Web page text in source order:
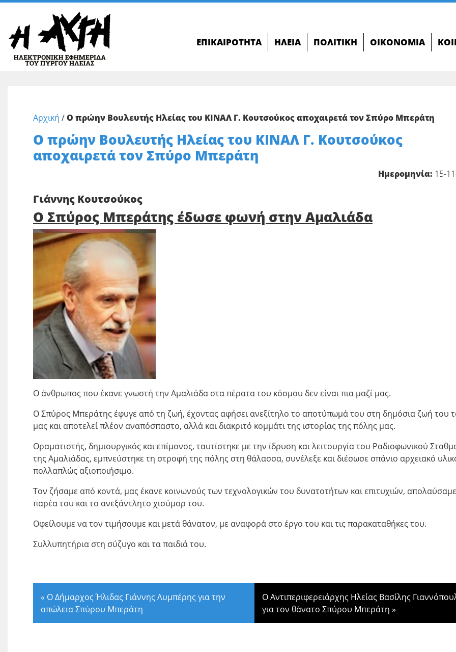
ΕΠΙΚΑΙΡΌΤΗΤΑ ΗΛΕΊΑ ΠΟΛΙΤΙΚΉ ΟΙΚΟΝΟΜΊΑ
Αρχική /Ο πρώην Βουλευτής Ηλείας του ΚΙΝΑΛ Γ. Κουτσούκος αποχαιρετά τον Σπύρο Μπεράτη
Ο πρώην Βουλευτής Ηλείας του ΚΙΝΑΛ Γ. Κουτσούκος
αποχαιρετά τον Σπύρο Μπεράτη
Ημερομηνία: 15-
Γιάννης Κουτσούκος
Ο Σπύρος Μπεράτης έδωσε φωνή στην Αμαλιάδα
Ο άνθρωπος που έκανε γνωστή την Αμαλιάδα στα πέρατα του κόσμου δεν είναι πια μαζί μας.
Ο Σπύρος Μπεράτης έφυγε από τη ζωή, έχοντας αφήσει ανεξίτηλο το αποτύπωμά του στη δημόσια ζωή του
μας και αποτελεί πλέον αναπόσπαστο, αλλά και διακριτό κομμάτι της ιστορίας της πόλης μας.
Οραματιστής, δημιουργικός και επίμονος, ταυτίστηκε με την ίδρυση και λειτουργία του Ραδιοφωνικού
της Αμαλιάδας, εμπνεύστηκε τη στροφή της πόλης στη θάλασσα, συνέλεξε και διέσωσε σπάνιο αρχειακό
πολλαπλώς αξιοποιήσιμο.
Τον ζήσαμε από κοντά, μας έκανε κοινωνούς των τεχνολογικών του δυνατοτήτων και επιτυχιών,
παρέα του και το ανεξάντλητο χιούμορ του.
Οφείλουμε να τον τιμήσουμε και μετά θάνατον, με αναφορά στο έργο του και τις παρακαταθήκες του.
Συλλυπητήρια στη σύζυγο και τα παιδιά του.
« Ο Δήμαρχος Ήλιδας Γιάννης Λυμπέρης για την
απώλεια Σπύρου Μπεράτη
Ο Αντιπεριφερειάρχης Ηλείας Βασίλης
για τον θάνατο Σπύρου Μπεράτη »